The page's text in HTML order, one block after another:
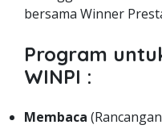
bersama Winner
Program
WINPI :
Membaca